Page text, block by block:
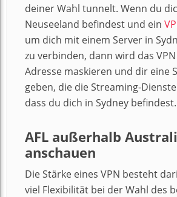
deiner Wahl tunnelt. Wenn du
Neuseeland befindest und ein
um dich mit einem Server in
zu verbinden, dann wird das
Adresse maskieren und dir eine
geben, die die Streaming-
dass du dich in Sydney befindest.
AFL außerhalb
anschauen
Die Stärke eines VPN besteht
viel Flexibilität bei der Wahl des